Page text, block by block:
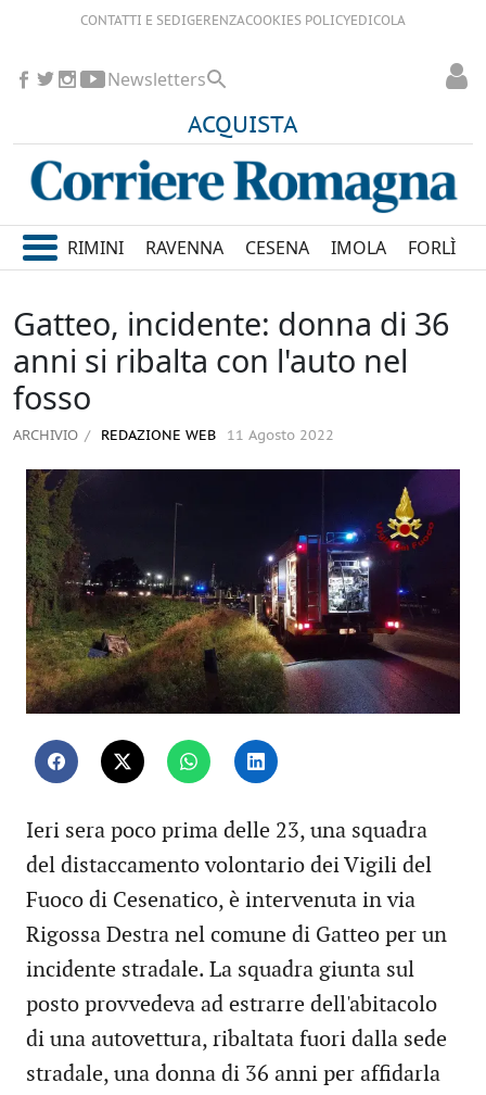
CONTATTI E SEDIGERENZACOOKIES POLICYEDICOLA
ACQUISTA
Newsletters
RIMINI RAVENNA CESENA IMOLA FORLÌ
Gatteo, incidente: donna di 36
anni si ribalta con l'auto nel
fosso
ARCHIVIO REDAZIONE WEB 11 Agosto 2022
Ieri sera poco prima delle 23, una squadra
del distaccamento volontario dei Vigili del
Fuoco di Cesenatico, è intervenuta in via
Rigossa Destra nel comune di Gatteo per un
incidente stradale. La squadra giunta sul
posto provvedeva ad estrarre dell'abitacolo
di una autovettura, ribaltata fuori dalla sede
stradale, una donna di 36 anni per affidarla